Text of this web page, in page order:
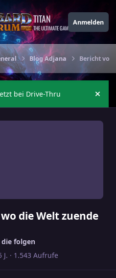
TITAN
THE ULTIMATE GAMING THEME
Anmelden
Blog Adjana Bericht
bei Drive-Thru
die Welt zuende
folgen
J. · 1.543 Aufrufe